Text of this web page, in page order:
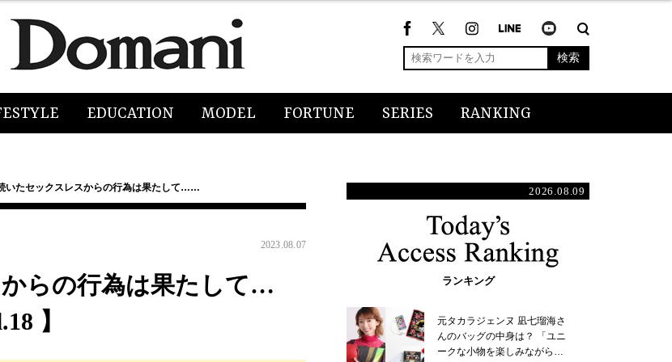
検索
EDUCATION MODEL FORTUNE SERIES RANKING
いたセックスレスからの行為は果たして……
2023.08.07
らの行為は果たして…
】
2026.08.09
ランキング
元タカラジェンヌ 凪七瑠海さ
んのバッグの中身は？ 「ユニ
ークな小物を楽しみながら…